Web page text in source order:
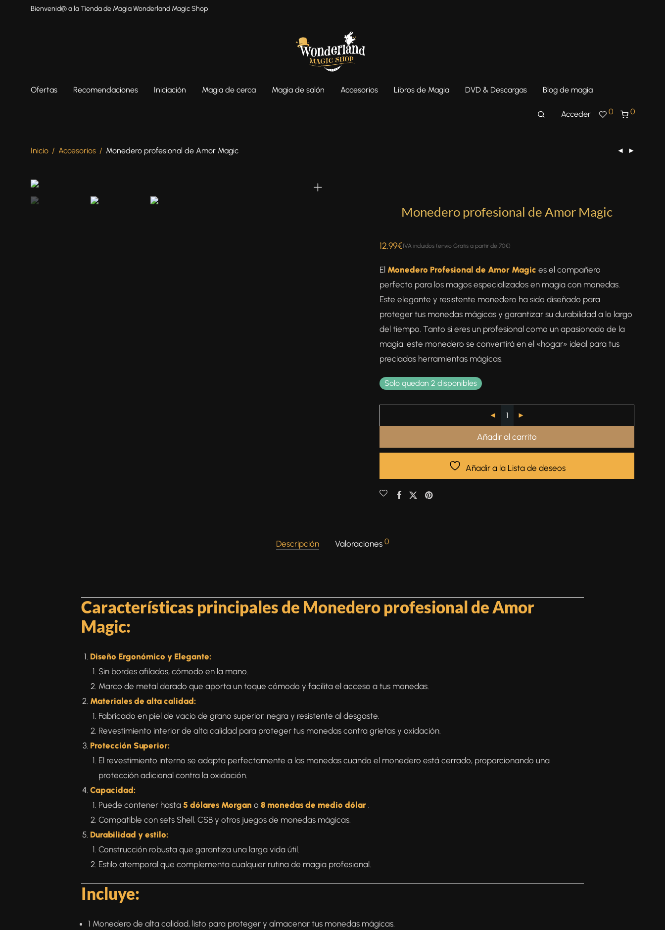
Bienvenid@ a la Tienda de Magia Wonderland Magic Shop
Ofertas Recomendaciones Iniciación Magia de cerca Magia de salón Accesorios Libros de Magia DVD & Descargas Blog de magia
Acceder 0 0
Inicio / Accesorios / Monedero profesional de Amor Magic
Monedero profesional de Amor Magic
12.99€IVA incluidos (envío Gratis a partir de 70€)
El Monedero Profesional de Amor Magic es el compañero
perfecto para los magos especializados en magia con monedas.
Este elegante y resistente monedero ha sido diseñado para
proteger tus monedas mágicas y garantizar su durabilidad a lo largo
del tiempo. Tanto si eres un profesional como un apasionado de la
magia, este monedero se convertirá en el «hogar» ideal para tus
preciadas herramientas mágicas.
Solo quedan 2 disponibles
Añadir al carrito
Añadir a la Lista de deseos
Descripción Valoraciones 0
Características principales de Monedero profesional de Amor
Magic:
Diseño Ergonómico y Elegante:
Sin bordes afilados, cómodo en la mano.
Marco de metal dorado que aporta un toque cómodo y facilita el acceso a tus monedas.
Materiales de alta calidad:
Fabricado en piel de vacío de grano superior, negra y resistente al desgaste.
Revestimiento interior de alta calidad para proteger tus monedas contra grietas y oxidación.
Protección Superior:
El revestimiento interno se adapta perfectamente a las monedas cuando el monedero está cerrado, proporcionando una
protección adicional contra la oxidación.
Capacidad:
Puede contener hasta 5 dólares Morgan o 8 monedas de medio dólar .
Compatible con sets Shell, CSB y otros juegos de monedas mágicas.
Durabilidad y estilo:
Construcción robusta que garantiza una larga vida útil.
Estilo atemporal que complementa cualquier rutina de magia profesional.
Incluye:
1 Monedero de alta calidad, listo para proteger y almacenar tus monedas mágicas.